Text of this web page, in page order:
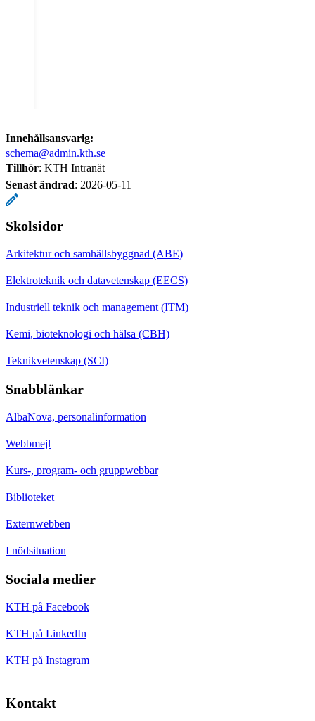
Innehållsansvarig:
schema@admin.kth.se
Tillhör: KTH Intranät
Senast ändrad: 2026-05-11
Skolsidor
Arkitektur och samhällsbyggnad (ABE)
Elektroteknik och datavetenskap (EECS)
Industriell teknik och management (ITM)
Kemi, bioteknologi och hälsa (CBH)
Teknikvetenskap (SCI)
Snabblänkar
AlbaNova, personalinformation
Webbmejl
Kurs-, program- och gruppwebbar
Biblioteket
Externwebben
I nödsituation
Sociala medier
KTH på Facebook
KTH på LinkedIn
KTH på Instagram
Kontakt